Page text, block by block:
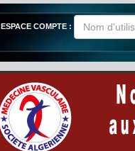
ESPACE COMPTE :